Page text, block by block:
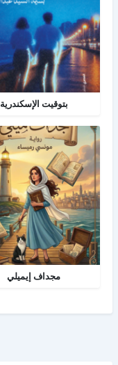
بتوقيت الإسكندرية
مجداف إيميلي